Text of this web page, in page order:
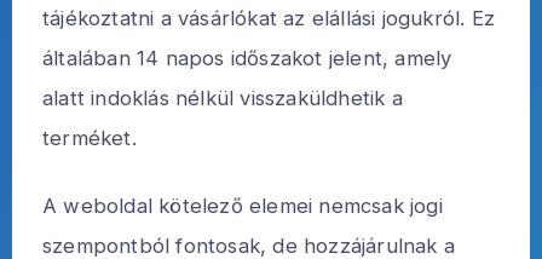
tájékoztatni a vásárlókat az elállási jogukról. Ez
általában 14 napos időszakot jelent, amely
alatt indoklás nélkül visszaküldhetik a
terméket.
A weboldal kötelező elemei nemcsak jogi
szempontból fontosak, de hozzájárulnak a